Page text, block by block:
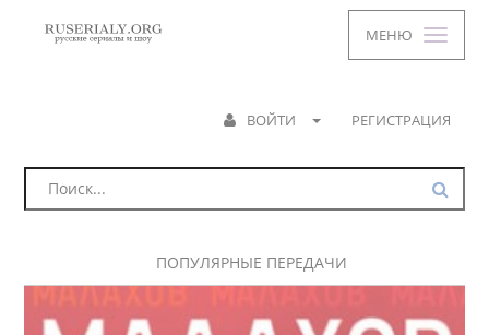
МЕНЮ
ВОЙТИ РЕГИСТРАЦИЯ
ПОПУЛЯРНЫЕ ПЕРЕДАЧИ